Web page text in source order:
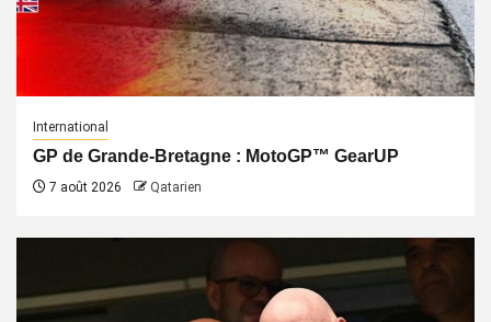
International
GP de Grande-Bretagne : MotoGP™ GearUP
7 août 2026 Qatarien